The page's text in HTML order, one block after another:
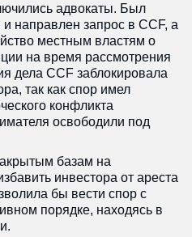
адвокаты. Был
и направлен запрос в CCF, а
местным властям о
на время рассмотрения
дела CCF заблокировала
так как спор имел
конфликта
освободили под
базам на
инвестора от ареста
бы вести спор с
порядке, находясь в